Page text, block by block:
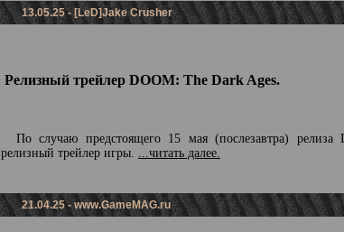
13.05.25 - [LeD]Jake Crusher
Релизный трейлер DOOM: The Dark Ages.
По случаю предстоящего 15 мая (послезавтра)
релизный трейлер игры. ...читать далее.
21.04.25 -www.GameMAG.ru